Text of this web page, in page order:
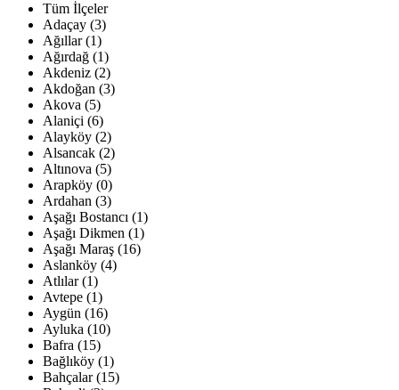
Tüm İlçeler
Adaçay (3)
Ağıllar (1)
Ağırdağ (1)
Akdeniz (2)
Akdoğan (3)
Akova (5)
Alaniçi (6)
Alayköy (2)
Alsancak (2)
Altınova (5)
Arapköy (0)
Ardahan (3)
Aşağı Bostancı (1)
Aşağı Dikmen (1)
Aşağı Maraş (16)
Aslanköy (4)
Atlılar (1)
Avtepe (1)
Aygün (16)
Ayluka (10)
Bafra (15)
Bağlıköy (1)
Bahçalar (15)